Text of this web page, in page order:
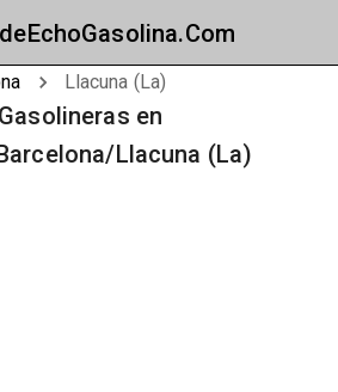
Llacuna (La)
en
Llacuna (La)